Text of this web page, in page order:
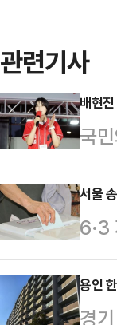
관련기사
배현
국
지
대
문
고 "
는,
서울
6·3
를 1
다.
용인
경